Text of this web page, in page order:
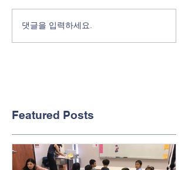
댓글을 입력하세요.
Featured Posts